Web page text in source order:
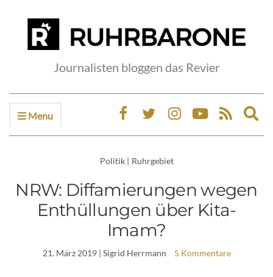
Journalisten bloggen das Revier
Menu
Politik | Ruhrgebiet
NRW: Diffamierungen wegen
Enthüllungen über Kita-
Imam?
21. März 2019| Sigrid Herrmann 5 Kommentare